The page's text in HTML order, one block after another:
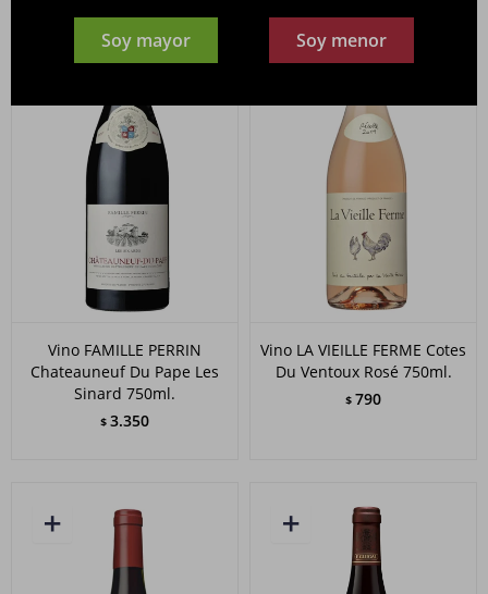
Soy mayor Soy menor
Vino FAMILLE PERRIN
Chateauneuf Du Pape Les
Sinard 750ml.
$ 3.350
Vino LA VIEILLE FERME Cotes
Du Ventoux Rosé 750ml.
$ 790